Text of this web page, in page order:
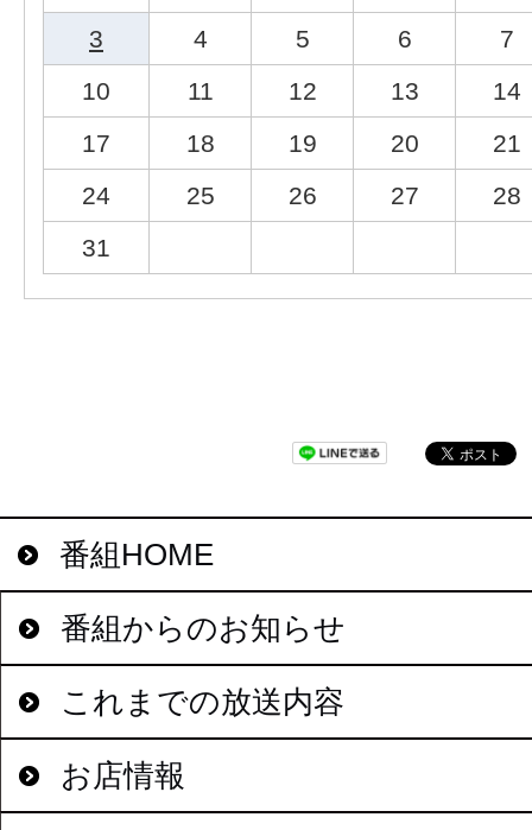
3 4 5 6
7
10
11 12 13
14
17
18 19 20
21
24
25 26 27
28
31
番組HOME
番組からのお知らせ
これまでの放送内容
お店情報